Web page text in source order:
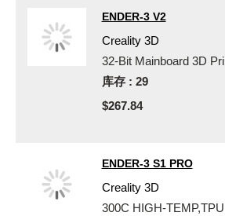
ENDER-3 V2
Creality 3D
32-Bit Mainboard 3D
库存 : 29
$267.84
ENDER-3 S1 PRO
Creality 3D
300C HIGH-